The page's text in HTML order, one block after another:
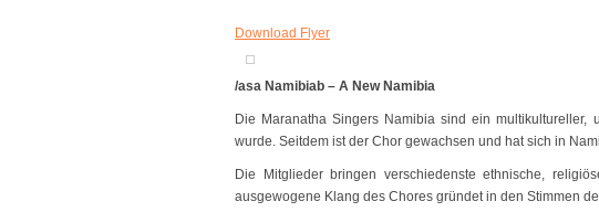
Download Flyer
/asa Namibiab – A New Namibia
Die Maranatha Singers Namibia sind ein
wurde. Seitdem ist der Chor gewachsen und hat sich in
Die Mitglieder bringen verschiedenste ethnische,
ausgewogene Klang des Chores gründet in den Stimmen